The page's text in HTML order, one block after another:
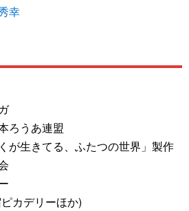
幸
ろうあ連盟
くが生きてる、ふたつの世界」製作
カデリーほか)